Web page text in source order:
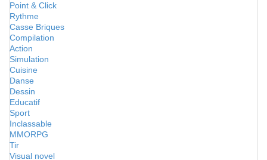
Point & Click
Rythme
Casse Briques
Compilation
Action
Simulation
Cuisine
Danse
Dessin
Educatif
Sport
Inclassable
MMORPG
Tir
Visual novel